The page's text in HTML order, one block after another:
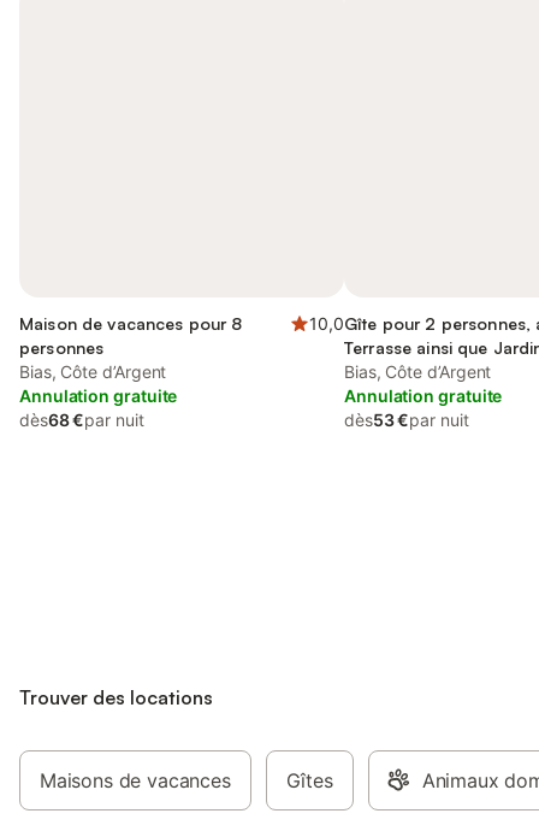
Maison de vacances pour 8
personnes
10,0
Bias, Côte d’Argent
Annulation gratuite
dès68 €par nuit
Gîte pour 2 personnes,
Terrasse ainsi que
Bias, Côte d’Argent
Annulation gratuite
dès53 €par nuit
Trouver des locations
Maisons de vacances Gîtes Animaux